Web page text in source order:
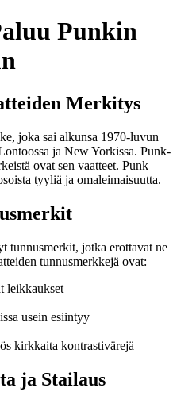
Punkin
Merkitys
joka sai alkunsa 1970-luvun
ja New Yorkissa. Punk-
ovat sen vaatteet. Punk
tyyliä ja omaleimaisuutta.
tunnusmerkit, jotka erottavat ne
tunnusmerkkejä ovat:
leikkaukset
usein esiintyy
kirkkaita kontrastivärejä
ja Stailaus